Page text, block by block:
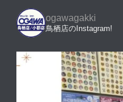
ogawagakki
鳥栖店のInstagram!